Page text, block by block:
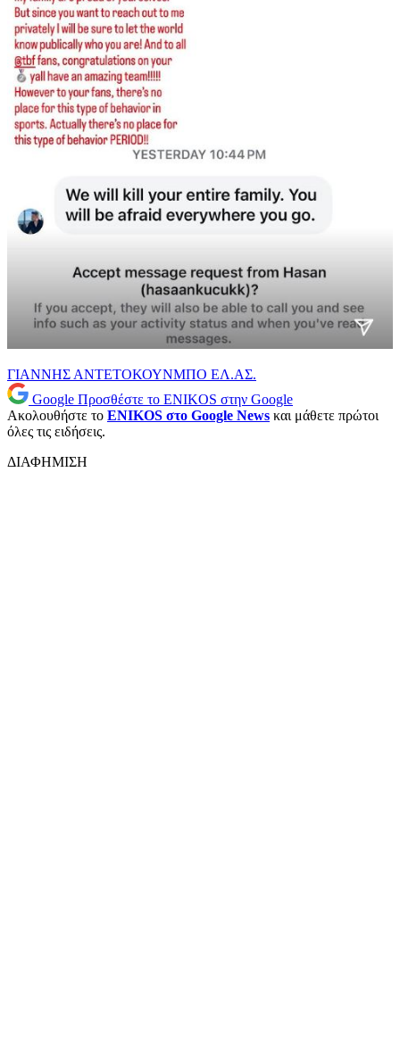
ΓΙΑΝΝΗΣ ΑΝΤΕΤΟΚΟΥΝΜΠΟ ΕΛ.ΑΣ.
Google Προσθέστε το ENIKOS στην Google
Ακολουθήστε το ENIKOS στο Google News και μάθετε πρώτοι
όλες τις ειδήσεις.
ΔΙΑΦΗΜΙΣΗ